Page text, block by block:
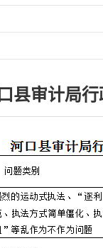
县审计局